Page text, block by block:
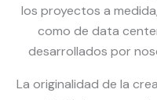
los proyectos a
como de data
desarrollados por
La originalidad de la